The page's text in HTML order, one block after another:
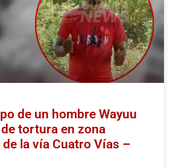
de un hombre Wayuu
tortura en zona
la vía Cuatro Vías –